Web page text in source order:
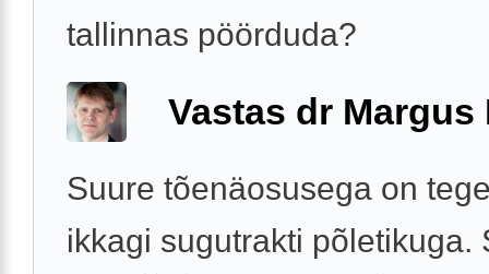
tallinnas pöörduda?
Vastas dr Margus
Suure tõenäosusega on
ikkagi sugutrakti põletikuga.